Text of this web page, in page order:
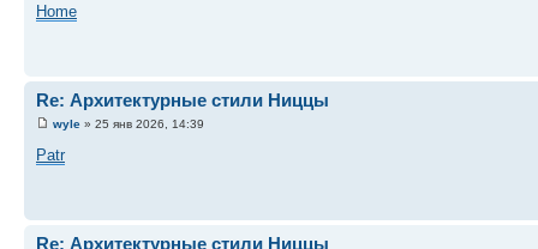
Home
Re: Архитектурные стили Ниццы
wyle » 25 янв 2026, 14:39
Patr
Re: Архитектурные стили Ниццы